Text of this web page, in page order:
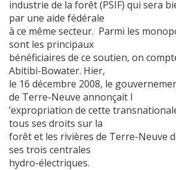
industrie de la forêt (PSIF) qui sera
par une aide fédérale
à ce même secteur. Parmi les
sont les principaux
bénéficiaires de ce soutien, on
Abitibi-Bowater. Hier,
le 16 décembre 2008, le
de Terre-Neuve annonçait l
’expropriation de cette
tous ses droits sur la
forêt et les rivières de Terre-Neuve
ses trois centrales
hydro-électriques.